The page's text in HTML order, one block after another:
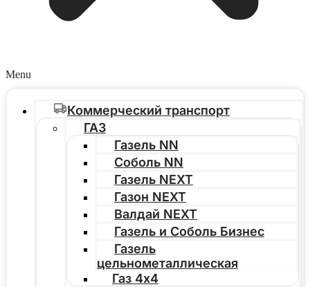
Menu
Коммерческий транспорт
ГАЗ
Газель NN
Соболь NN
Газель NEXT
Газон NEXT
Валдай NEXT
Газель и Соболь Бизнес
Газель
цельнометаллическая
Газ 4х4